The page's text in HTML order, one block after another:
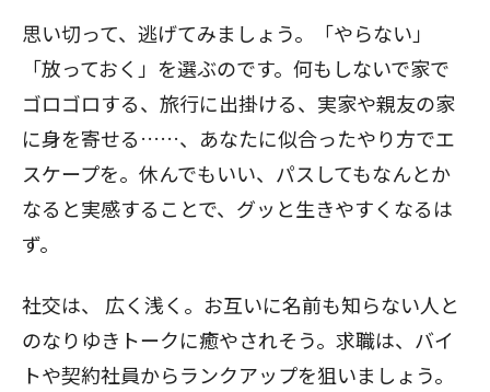
思い切って、逃げてみましょう。「やらない」
「放っておく」を選ぶのです。何もしないで家で
ゴロゴロする、旅行に出掛ける、実家や親友の家
に身を寄せる……、あなたに似合ったやり方でエ
スケープを。休んでもいい、パスしてもなんとか
なると実感することで、グッと生きやすくなるは
ず。
社交は、
広く浅く。お互いに名前も知らない人と
のなりゆきトークに癒やされそう。求職は、バイ
トや契約社員からランクアップを狙いましょう。